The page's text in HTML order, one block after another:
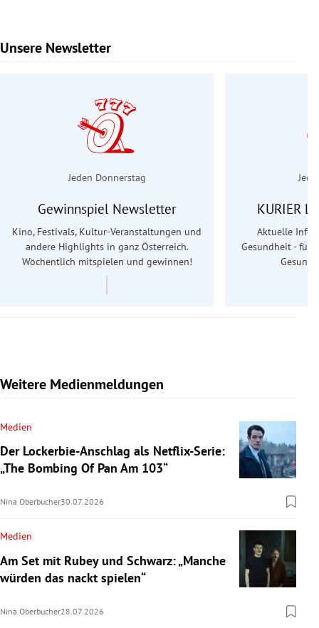
Unsere Newsletter
Slide 1 von 6
Jeden Donnerstag
Gewinnspiel Newsletter
Kino, Festivals, Kultur-Veranstaltungen und
andere Highlights in ganz Österreich.
Wöchentlich mitspielen und gewinnen!
KURIER
Aktuelle
Gesundheit - für
Weitere Medienmeldungen
Medien
Der Lockerbie-Anschlag als Netflix-Serie:
„The Bombing Of Pan Am 103“
Nina Oberbucher30.07.2026
Medien
Am Set mit Rubey und Schwarz: „Manche
würden das nackt spielen“
Nina Oberbucher28.07.2026